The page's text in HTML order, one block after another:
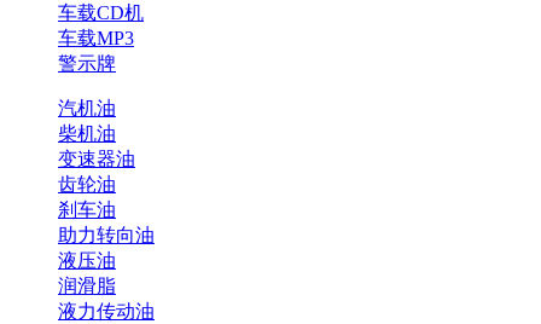
车载CD机
车载MP3
警示牌
汽机油
柴机油
变速器油
齿轮油
刹车油
助力转向油
液压油
润滑脂
液力传动油